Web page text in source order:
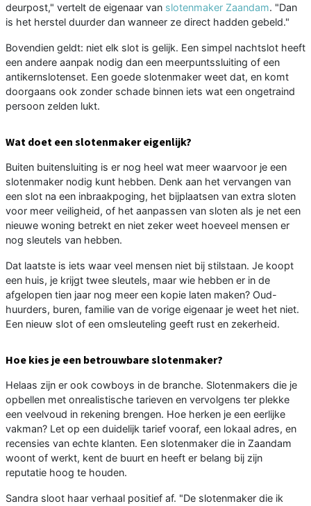
deurpost," vertelt de eigenaar van slotenmaker Zaandam. "Dan
is het herstel duurder dan wanneer ze direct hadden gebeld."
Bovendien geldt: niet elk slot is gelijk. Een simpel nachtslot heeft
een andere aanpak nodig dan een meerpuntssluiting of een
antikernslotenset. Een goede slotenmaker weet dat, en komt
doorgaans ook zonder schade binnen iets wat een ongetraind
persoon zelden lukt.
Wat doet een slotenmaker eigenlijk?
Buiten buitensluiting is er nog heel wat meer waarvoor je een
slotenmaker nodig kunt hebben. Denk aan het vervangen van
een slot na een inbraakpoging, het bijplaatsen van extra sloten
voor meer veiligheid, of het aanpassen van sloten als je net een
nieuwe woning betrekt en niet zeker weet hoeveel mensen er
nog sleutels van hebben.
Dat laatste is iets waar veel mensen niet bij stilstaan. Je koopt
een huis, je krijgt twee sleutels, maar wie hebben er in de
afgelopen tien jaar nog meer een kopie laten maken? Oud-
huurders, buren, familie van de vorige eigenaar je weet het niet.
Een nieuw slot of een omsleuteling geeft rust en zekerheid.
Hoe kies je een betrouwbare slotenmaker?
Helaas zijn er ook cowboys in de branche. Slotenmakers die je
opbellen met onrealistische tarieven en vervolgens ter plekke
een veelvoud in rekening brengen. Hoe herken je een eerlijke
vakman? Let op een duidelijk tarief vooraf, een lokaal adres, en
recensies van echte klanten. Een slotenmaker die in Zaandam
woont of werkt, kent de buurt en heeft er belang bij zijn
reputatie hoog te houden.
Sandra sloot haar verhaal positief af. "De slotenmaker die ik